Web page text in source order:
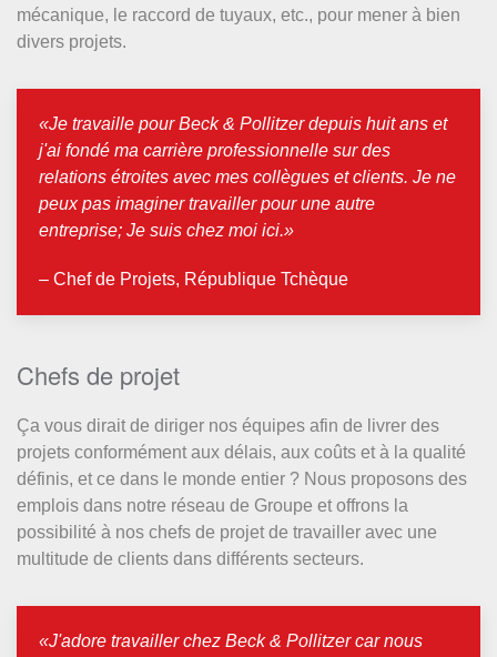
mécanique, le raccord de tuyaux, etc., pour mener à bien
divers projets.
«Je travaille pour Beck & Pollitzer depuis huit ans et
j'ai fondé ma carrière professionnelle sur des
relations étroites avec mes collègues et clients. Je ne
peux pas imaginer travailler pour une autre
entreprise; Je suis chez moi ici.»
– Chef de Projets, République Tchèque
Chefs de projet
Ça vous dirait de diriger nos équipes afin de livrer des
projets conformément aux délais, aux coûts et à la qualité
définis, et ce dans le monde entier ? Nous proposons des
emplois dans notre réseau de Groupe et offrons la
possibilité à nos chefs de projet de travailler avec une
multitude de clients dans différents secteurs.
«J'adore travailler chez Beck & Pollitzer car nous